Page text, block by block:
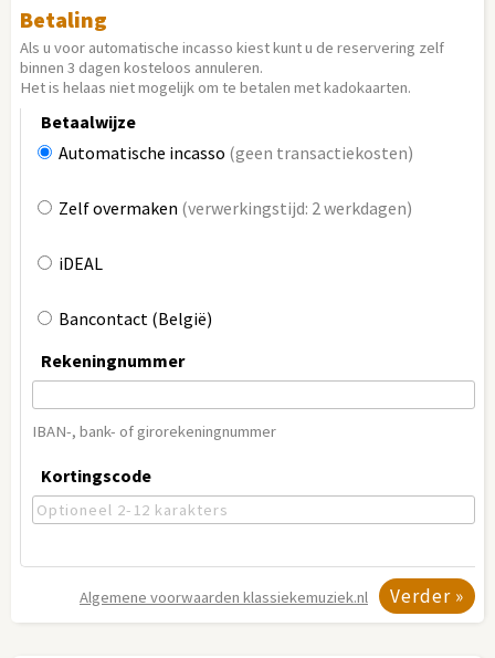
Betaling
Als u voor automatische incasso kiest kunt u de reservering zelf
binnen 3 dagen kosteloos annuleren.
Het is helaas niet mogelijk om te betalen met kadokaarten.
Betaalwijze
Automatische incasso (geen transactiekosten)
Zelf overmaken (verwerkingstijd: 2 werkdagen)
iDEAL
Bancontact (België)
Rekeningnummer
IBAN-, bank- of girorekeningnummer
Kortingscode
Algemene voorwaarden klassiekemuziek.nl